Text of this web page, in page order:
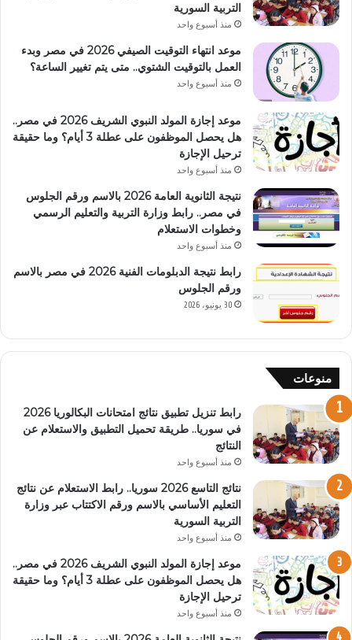
التربية السورية
منذ أسبوع واحد
موعد انتهاء التوقيت الصيفي 2026 في مصر وبدء
العمل بالتوقيت الشتوي.. متى يتم تغيير الساعة؟
منذ أسبوع واحد
موعد إجازة المولد النبوي الشريف 2026 في مصر..
هل يحصل الموظفون على عطلة 3 أيام؟ وما حقيقة
ترحيل الإجازة
منذ أسبوع واحد
نتيجة الثانوية العامة 2026 بالاسم ورقم الجلوس
في مصر.. رابط وزارة التربية والتعليم الرسمي
وخطوات الاستعلام
منذ أسبوع واحد
رابط نتيجة الدبلومات الفنية 2026 في مصر بالاسم
ورقم الجلوس
30 يونيو، 2026
منوعات
رابط تنزيل تطبيق نتائج امتحانات البكالوريا 2026
في سوريا.. طريقة تحميل التطبيق والاستعلام عن
النتائج
منذ أسبوع واحد
نتائج التاسع 2026 سوريا.. رابط الاستعلام عن نتائج
التعليم الأساسي بالاسم ورقم الاكتتاب عبر وزارة
التربية السورية
منذ أسبوع واحد
موعد إجازة المولد النبوي الشريف 2026 في مصر..
هل يحصل الموظفون على عطلة 3 أيام؟ وما حقيقة
ترحيل الإجازة
منذ أسبوع واحد